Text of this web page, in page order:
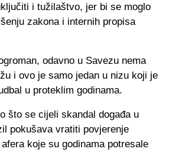
i tužilaštvo, jer bi se moglo
zakona i internih propisa
odavno u Savezu nema
i ovo je samo jedan u nizu koji je
u proteklim godinama.
što se cijeli skandal događa u
pokušava vratiti povjerenje
koje su godinama potresale